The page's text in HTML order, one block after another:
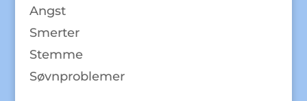
Angst
Smerter
Stemme
Søvnproblemer